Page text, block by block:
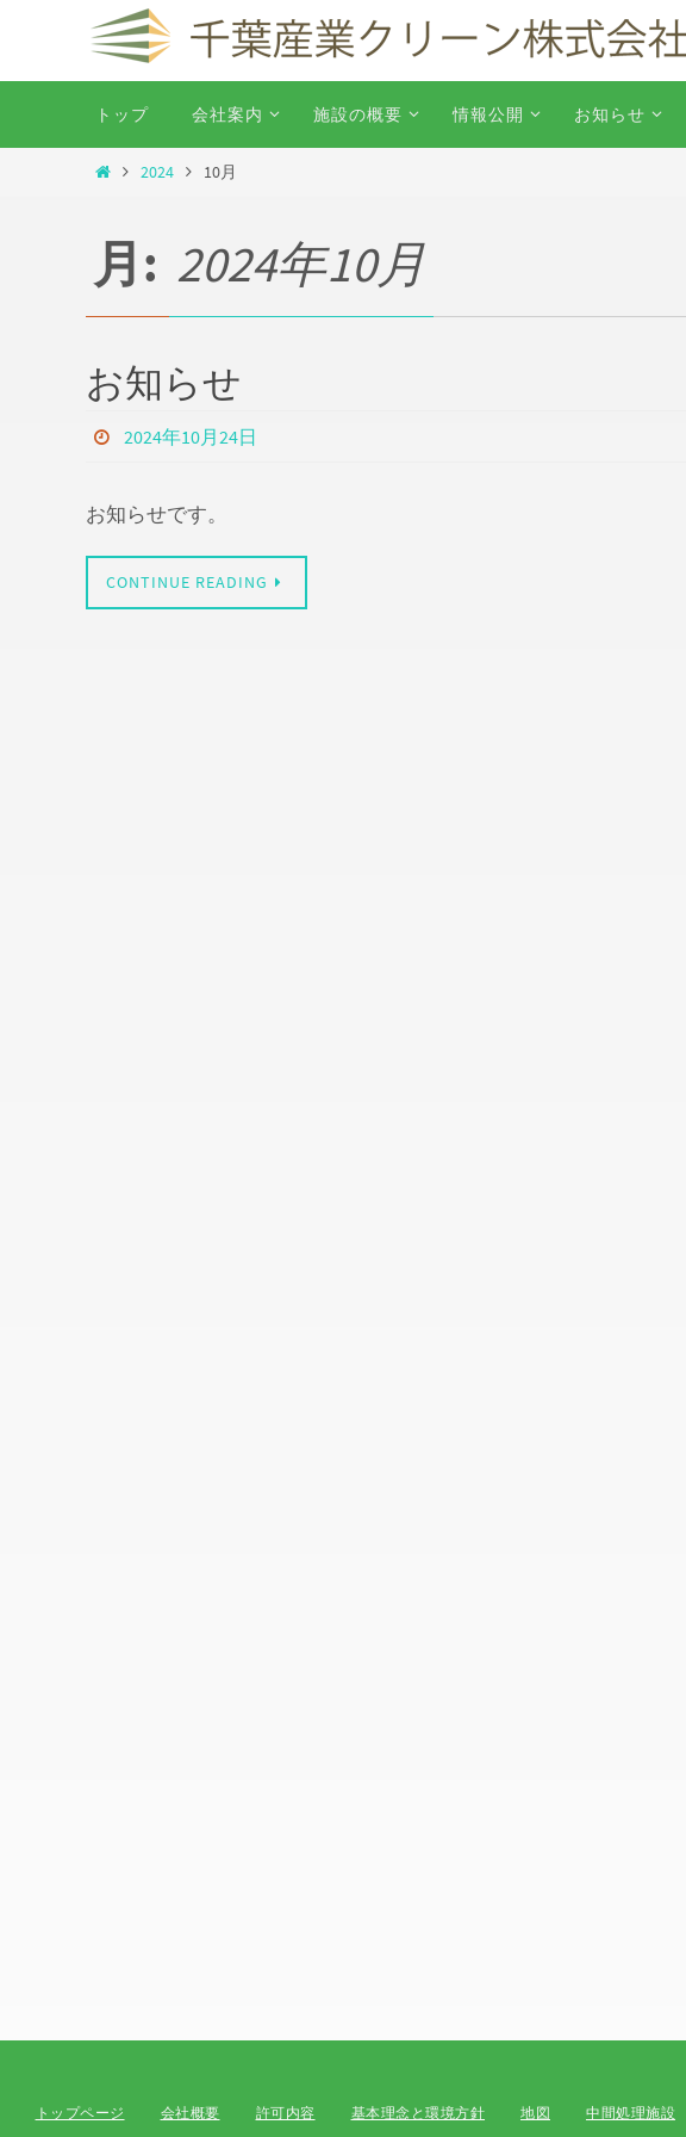
テ
テ
トップ 会社案内 施設の概要 情報公開 お知らせ
ホ 2024 10月
月: 2024年10月
お知らせ
2024年10月24日
お知らせです。
CONTINUE READING
トップページ 会社概要 許可内容 基本理念と環境方針 地図 中間処理施設